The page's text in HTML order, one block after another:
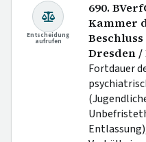
Entscheidung
aufrufen
690.
Kammer
Beschluss
Dresden /
Fortdauer